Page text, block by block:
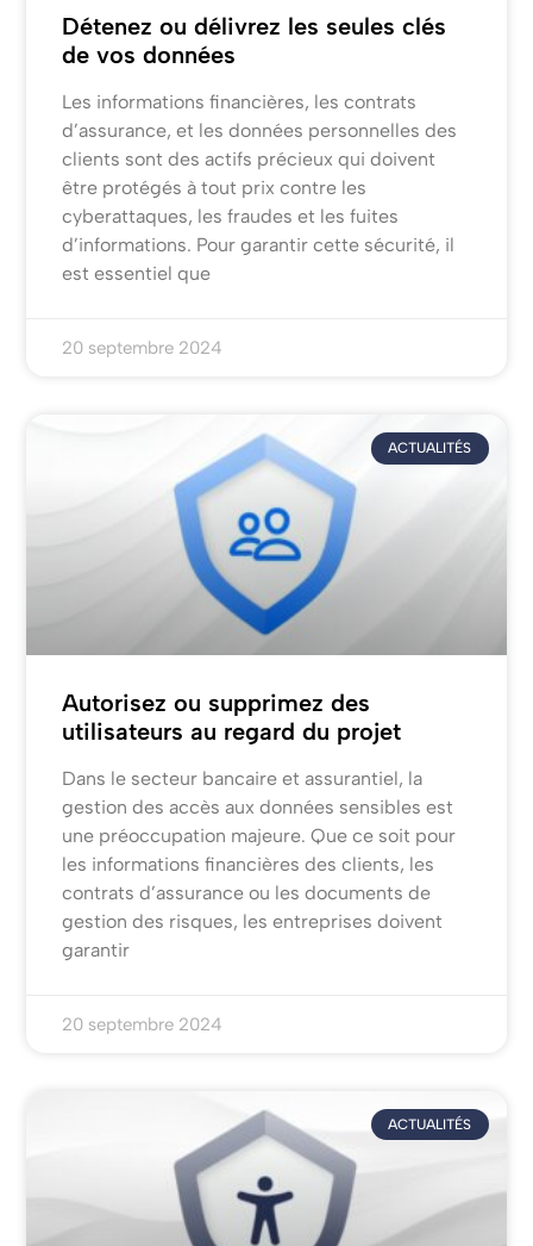
Détenez ou délivrez les seules clés
de vos données
Les informations financières, les contrats
d’assurance, et les données personnelles des
clients sont des actifs précieux qui doivent
être protégés à tout prix contre les
cyberattaques, les fraudes et les fuites
d’informations. Pour garantir cette sécurité, il
est essentiel que
20 septembre 2024
ACTUALITÉS
Autorisez ou supprimez des
utilisateurs au regard du projet
Dans le secteur bancaire et assurantiel, la
gestion des accès aux données sensibles est
une préoccupation majeure. Que ce soit pour
les informations financières des clients, les
contrats d’assurance ou les documents de
gestion des risques, les entreprises doivent
garantir
20 septembre 2024
ACTUALITÉS